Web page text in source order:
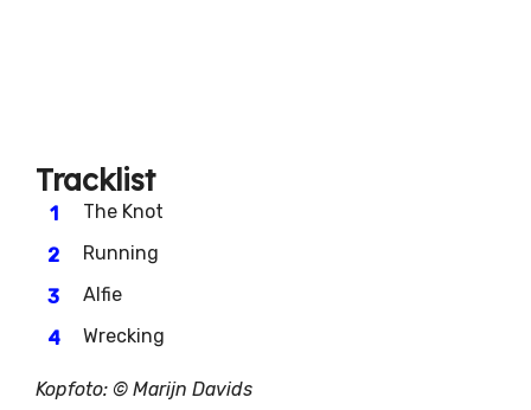
Tracklist
The Knot
Running
Alfie
Wrecking
Kopfoto: © Marijn Davids